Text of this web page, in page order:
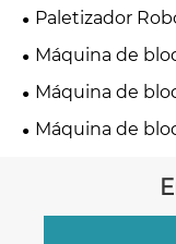
Paletizador
Máquina de
Máquina de
Máquina de